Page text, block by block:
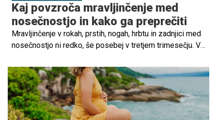
Kaj povzroča mravljinčenje med
nosečnostjo in kako ga preprečiti
Mravljinčenje v rokah, prstih, nogah, hrbtu in zadnjici med
nosečnostjo ni redko, še posebej v tretjem trimesečju. V
hormonskih sprememb in telesnih prilagoditev. Vendar pa
obstajajo primeri, ko je treba obiskati zdravnika.
Preberite, zakaj se pojavlja mravljinčenje in katere rešitve
so na voljo za nosečnice.